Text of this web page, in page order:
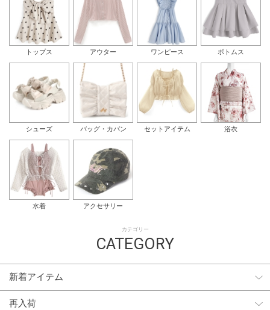
トップス アウター ワンピース ボトムス
シューズ バッグ・カバン セットアイテム 浴衣
水着 アクセサリー
カテゴリー
CATEGORY
新着アイテム
再入荷